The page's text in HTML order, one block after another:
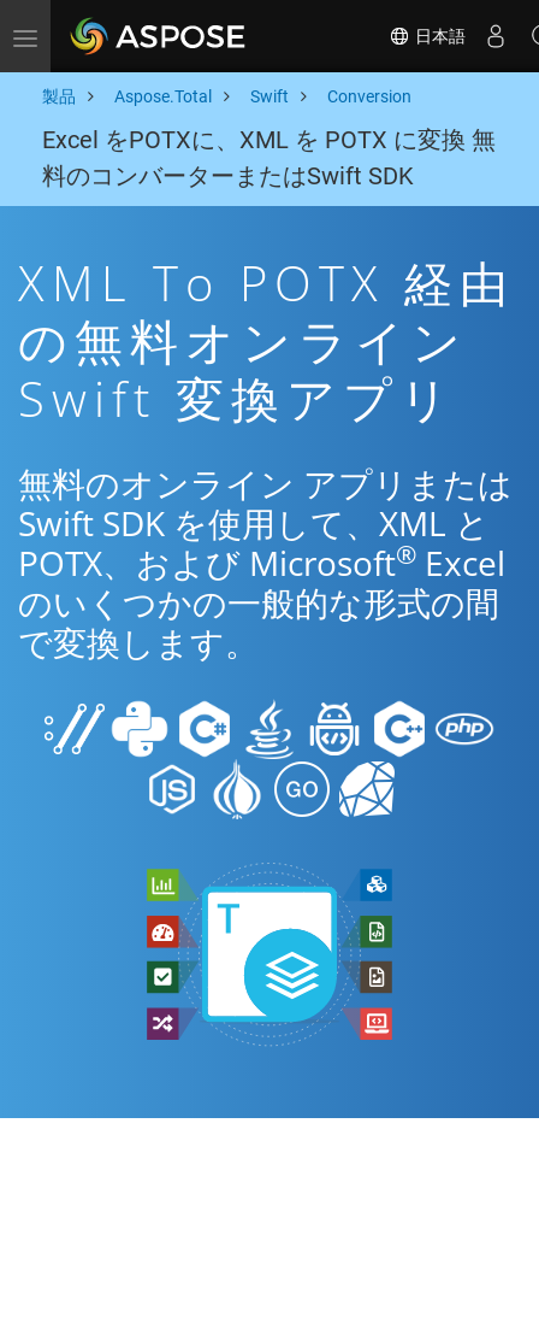
Toggle navigation 日本語
製品 Aspose.Total Swift Conversion
Excel をPOTXに、XML を POTX に変換 無
料のコンバーターまたはSwift SDK
XML To POTX 経由
の無料オンライン
Swift 変換アプリ
無料のオンライン アプリまたは
Swift SDK を使用して、XML と
POTX、および Microsoft® Excel
のいくつかの一般的な形式の間
で変換します。